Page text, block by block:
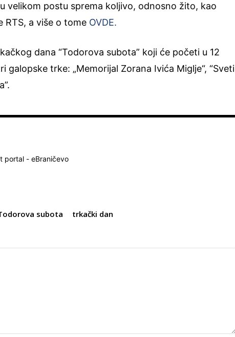
velikom postu sprema koljivo, odnosno žito, kao
RTS, a više o tome OVDE.
dana “Todorova subota” koji će početi u 12
galopske trke: „Memorijal Zorana Ivića Miglje“, “Sveti
portal - eBraničevo
subota trkački dan